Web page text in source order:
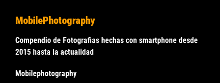
MobilePhotography
Compendio de Fotografias hechas con smartphone desde
2015 hasta la actualidad
Mobilephotography